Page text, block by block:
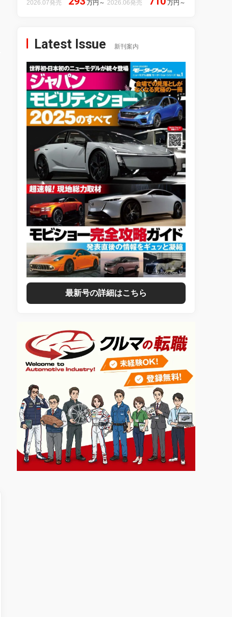
2026.07発売 万円 ～ 2026.06発売 万円 ～
Latest Issue 新刊案内
最新号の詳細はこちら